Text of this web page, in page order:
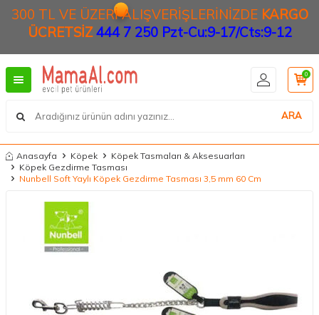
300 TL VE ÜZERİ ALIŞVERİŞLERİNİZDE KARGO
ÜCRETSİZ444 7 250 Pzt-Cu:9-17/Cts:9-12
ARA
0
Anasayfa Köpek
Köpek Tasmaları & Aksesuarları
Köpek Gezdirme Tasması
Nunbell Soft Yaylı Köpek Gezdirme Tasması 3,5 mm 60 Cm